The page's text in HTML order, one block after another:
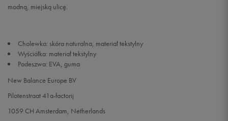
modną, miejską ulicę.
Cholewka: skóra naturalna, materiał tekstylny
Wyściółka: materiał tekstylny
Podeszwa: EVA, guma
New Balance Europe BV
Pilotenstraat 41a-factorij
1059 CH Amsterdam, Netherlands